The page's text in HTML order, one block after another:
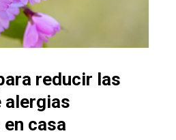
reducir las
alergias
casa